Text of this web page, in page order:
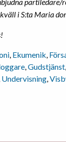
i S:ta Maria
, Ekumenik,
,Gudstjänst,
Undervisning,